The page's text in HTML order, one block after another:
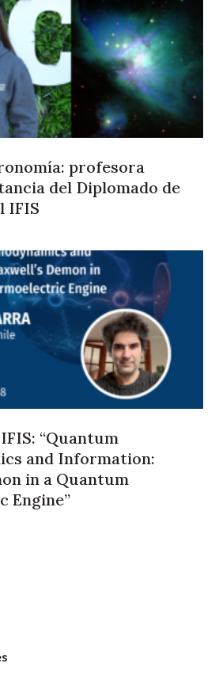
profesora
del Diplomado de
IFIS
“Quantum
and Information:
in a Quantum
Engine”